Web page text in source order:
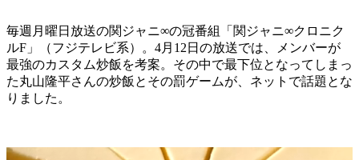
毎週月曜日放送の関ジャニ∞の冠番組「関ジャニ∞クロニク
ルF」（フジテレビ系）。4月12日の放送では、メンバーが
最強のカスタム炒飯を考案。その中で最下位となってしまっ
た丸山隆平さんの炒飯とその罰ゲームが、ネットで話題とな
りました。